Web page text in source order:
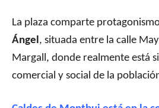
La plaza comparte
Ángel, situada entre la calle
Margall, donde realmente está
comercial y social de la